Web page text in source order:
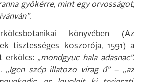
gyökérre, mint egy orvosságot,
könyvében (Az
tisztességes koszorója, 1591) a
erkölcs:„mondgyuc hala adasnac”.
„Igen szép illatozo virag ű”– „az